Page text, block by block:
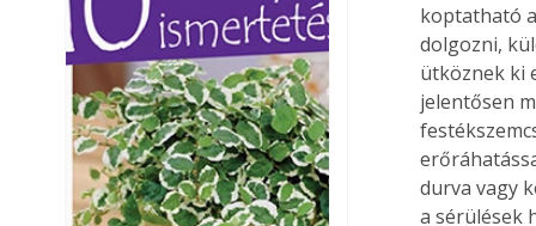
koptatható
dolgozni,
ütköznek ki
jelentősen
durva vagy
a sérülések